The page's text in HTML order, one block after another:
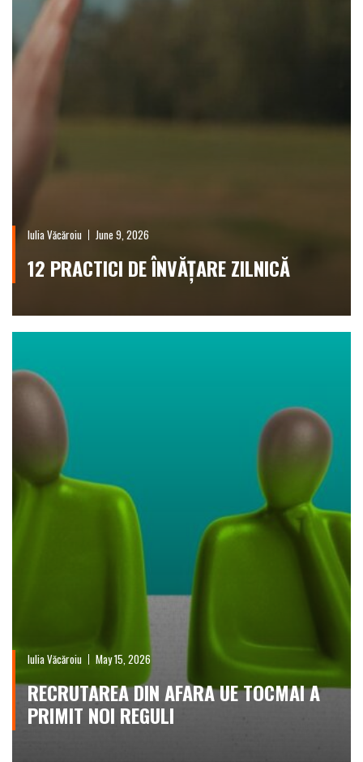
Iulia Văcăroiu June 9, 2026
12 PRACTICI DE ÎNVĂȚARE ZILNICĂ
Iulia Văcăroiu May 15, 2026
RECRUTAREA DIN AFARA UE TOCMAI A
PRIMIT NOI REGULI